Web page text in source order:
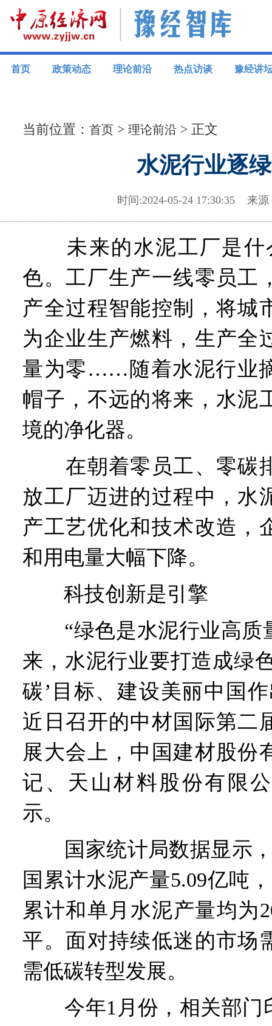
首页 政策动态 理论前沿 热点访谈 豫经讲
当前位置：首页 >理论前沿 > 正文
水泥行业逐
时间:2024-05-24 17:30:35 来
未来的水泥工厂是什
色。工厂生产一线零员工
产全过程智能控制，将城
为企业生产燃料，生产全
量为零……随着水泥行业
帽子，不远的将来，水泥
境的净化器。
在朝着零员工、零碳
放工厂迈进的过程中，水
产工艺优化和技术改造，
和用电量大幅下降。
科技创新是引擎
“绿色是水泥行业高质
来，水泥行业要打造成绿
碳’目标、建设美丽中国
近日召开的中材国际第二
展大会上，中国建材股份
记、天山材料股份有限
示。
国家统计局数据显示，
国累计水泥产量5.09亿吨
累计和单月水泥产量均为
平。面对持续低迷的市场
需低碳转型发展。
今年1月份，相关部门